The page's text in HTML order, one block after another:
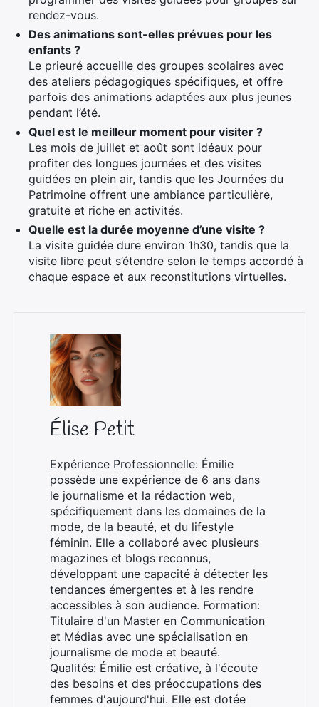
rendez-vous.
Des animations sont-elles prévues pour les
enfants ?
Le prieuré accueille des groupes scolaires avec
des ateliers pédagogiques spécifiques, et offre
parfois des animations adaptées aux plus jeunes
pendant l’été.
Quel est le meilleur moment pour visiter ?
Les mois de juillet et août sont idéaux pour
profiter des longues journées et des visites
guidées en plein air, tandis que les Journées du
Patrimoine offrent une ambiance particulière,
gratuite et riche en activités.
Quelle est la durée moyenne d’une visite ?
La visite guidée dure environ 1h30, tandis que la
visite libre peut s’étendre selon le temps accordé à
chaque espace et aux reconstitutions virtuelles.
Élise Petit
Expérience Professionnelle: Émilie
possède une expérience de 6 ans dans
le journalisme et la rédaction web,
spécifiquement dans les domaines de la
mode, de la beauté, et du lifestyle
féminin. Elle a collaboré avec plusieurs
magazines et blogs reconnus,
développant une capacité à détecter les
tendances émergentes et à les rendre
accessibles à son audience. Formation:
Titulaire d'un Master en Communication
et Médias avec une spécialisation en
journalisme de mode et beauté.
Qualités: Émilie est créative, à l'écoute
des besoins et des préoccupations des
femmes d'aujourd'hui. Elle est dotée